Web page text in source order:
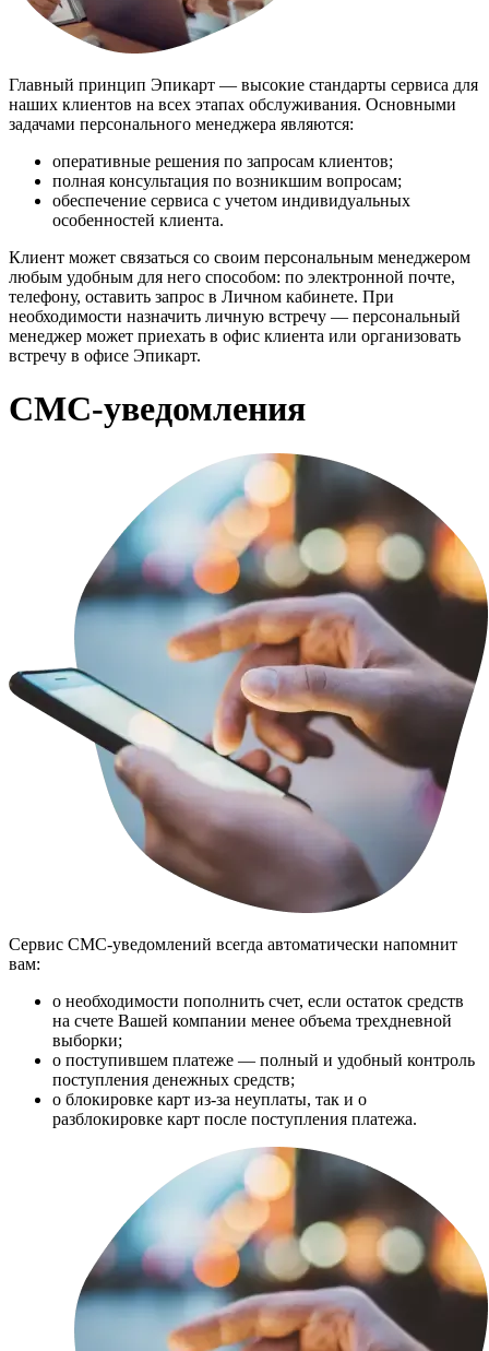
Главный принцип Эпикарт — высокие стандарты сервиса для
наших клиентов на всех этапах обслуживания. Основными
задачами персонального менеджера являются:
оперативные решения по запросам клиентов;
полная консультация по возникшим вопросам;
обеспечение сервиса с учетом индивидуальных
особенностей клиента.
Клиент может связаться со своим персональным менеджером
любым удобным для него способом: по электронной почте,
телефону, оставить запрос в Личном кабинете. При
необходимости назначить личную встречу — персональный
менеджер может приехать в офис клиента или организовать
встречу в офисе Эпикарт.
СМС-уведомления
Сервис СМС-уведомлений всегда автом­атически напомнит
вам:
о необходимости пополнить счет, если остаток средств
на счете Вашей компании менее объема трехдневной
выборки;
о поступившем платеже — полный и удобный контроль
поступления денежных средств;
о блокировке карт из-за неуплаты, так и о
разблокировке карт после поступления платежа.